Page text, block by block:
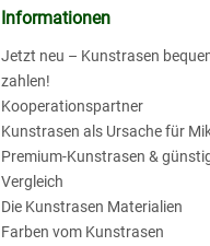
Informationen
Jetzt neu – Kunstrasen
zahlen!
Kooperationspartner
Kunstrasen als Ursache für
Premium-Kunstrasen &
Vergleich
Die Kunstrasen Materialien
Farben vom Kunstrasen